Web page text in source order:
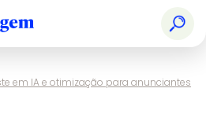
em IA e otimização para anunciantes